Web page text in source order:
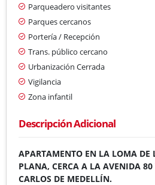
Parqueadero visitantes
Parques cercanos
Portería / Recepción
Trans. público cercano
Urbanización Cerrada
Vigilancia
Zona infantil
Descripción Adicional
APARTAMENTO EN LA LOMA DE
PLANA, CERCA A LA AVENIDA
CARLOS DE MEDELLÍN.